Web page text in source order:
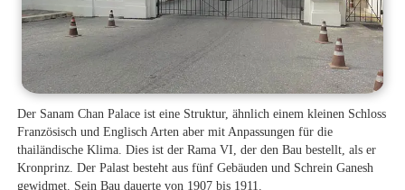
Der Sanam Chan Palace ist eine Struktur, ähnlich einem kleinen Schloss
Französisch und Englisch Arten aber mit Anpassungen für die
thailändische Klima. Dies ist der Rama VI, der den Bau bestellt, als er
Kronprinz. Der Palast besteht aus fünf Gebäuden und Schrein Ganesh
gewidmet. Sein Bau dauerte von 1907 bis 1911.